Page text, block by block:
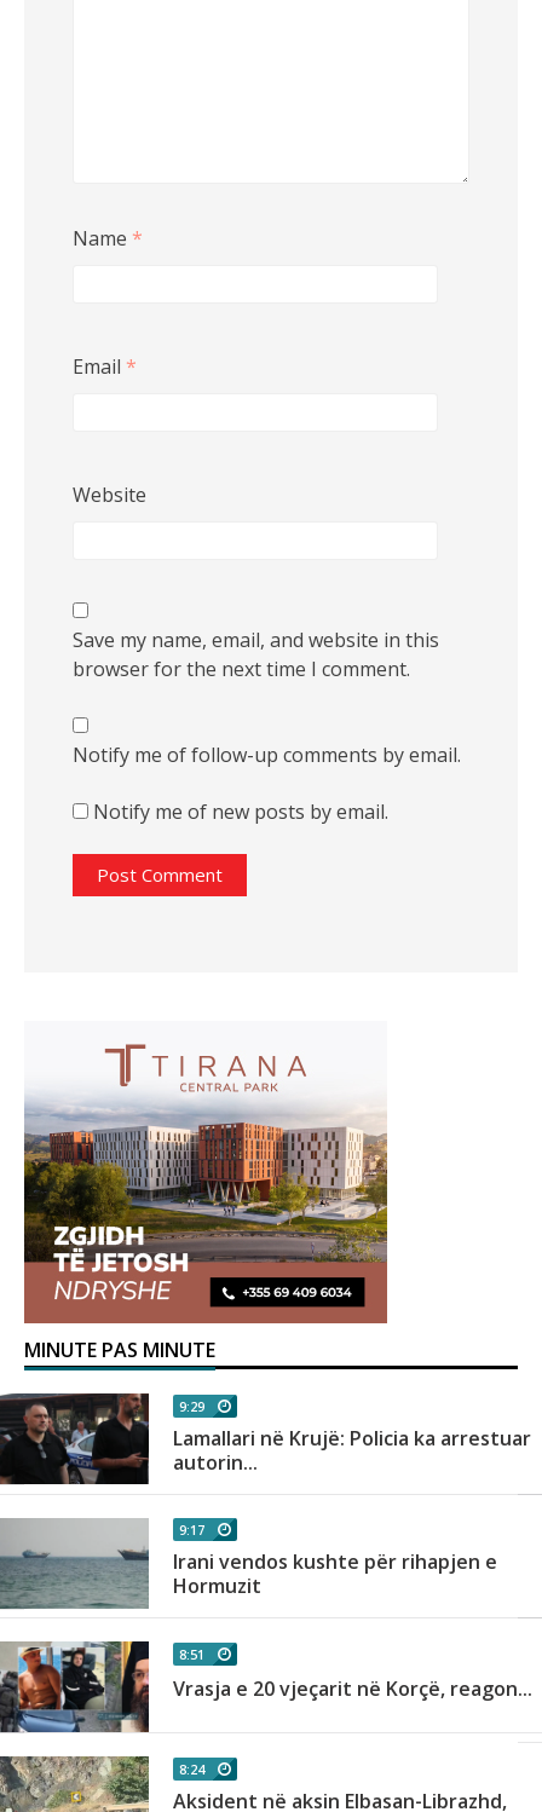
Name *
Email *
Website
Save my name, email, and website in this
browser for the next time I comment.
Notify me of follow-up comments by email.
Notify me of new posts by email.
MINUTE PAS MINUTE
9:29
Lamallari në Krujë: Policia ka arrestuar
autorin...
9:17
Irani vendos kushte për rihapjen e
Hormuzit
8:51
Vrasja e 20 vjeçarit në Korçë, reagon...
8:24
Aksident në aksin Elbasan-Librazhd,